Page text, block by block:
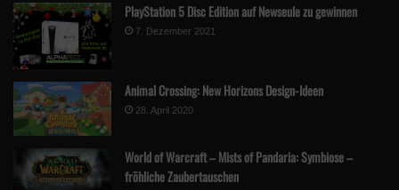
c
PlayStation 5 Disc Edition auf Newseule zu gewinnen
7. Dezember 2021
Animal Crossing: New Horizons Design-Ideen
28. April 2020
World of Warcraft – Mists of Pandaria: Symbiose –
fröhliche Zaubertauschen